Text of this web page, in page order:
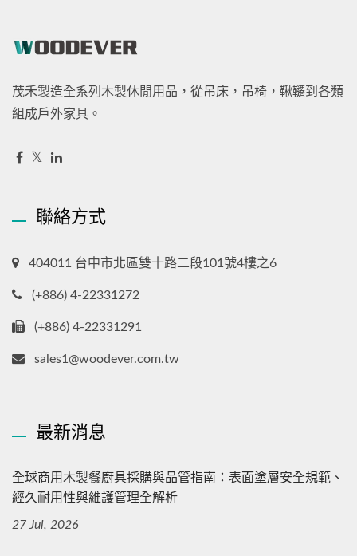
茂禾製造全系列木製休閒用品，從吊床，吊椅，鞦韆到各類
組成戶外家具。
聯絡方式
404011 台中市北區雙十路二段101號4樓之6
(+886) 4-22331272
(+886) 4-22331291
sales1@woodever.com.tw
最新消息
全球商用木製餐廚具採購與品管指南：表面塗層安全規範、
經久耐用性與維護管理全解析
27 Jul, 2026